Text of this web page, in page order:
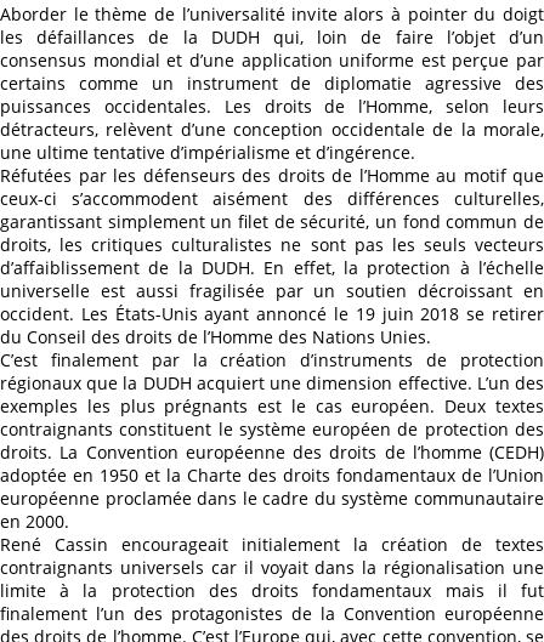
Aborder le thème de l’universalité invite alors à pointer du doigt
les défaillances de la DUDH qui, loin de faire l’objet d’un
consensus mondial et d’une application uniforme est perçue par
certains comme un instrument de diplomatie agressive des
puissances occidentales. Les droits de l’Homme, selon leurs
détracteurs, relèvent d’une conception occidentale de la morale,
une ultime tentative d’impérialisme et d’ingérence.
Réfutées par les défenseurs des droits de l’Homme au motif que
ceux-ci s’accommodent aisément des différences culturelles,
garantissant simplement un filet de sécurité, un fond commun de
droits, les critiques culturalistes ne sont pas les seuls vecteurs
d’affaiblissement de la DUDH. En effet, la protection à l’échelle
universelle est aussi fragilisée par un soutien décroissant en
occident. Les États-Unis ayant annoncé le 19 juin 2018 se retirer
du Conseil des droits de l’Homme des Nations Unies.
C’est finalement par la création d’instruments de protection
régionaux que la DUDH acquiert une dimension effective. L’un des
exemples les plus prégnants est le cas européen. Deux textes
contraignants constituent le système européen de protection des
droits. La Convention européenne des droits de l’homme (CEDH)
adoptée en 1950 et la Charte des droits fondamentaux de l’Union
européenne proclamée dans le cadre du système communautaire
en 2000.
René Cassin encourageait initialement la création de textes
contraignants universels car il voyait dans la régionalisation une
limite à la protection des droits fondamentaux mais il fut
finalement l’un des protagonistes de la Convention européenne
des droits de l’homme. C’est l’Europe qui, avec cette convention, se